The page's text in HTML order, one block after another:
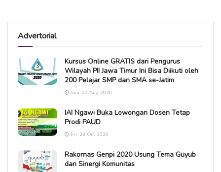
Advertorial
Kursus Online GRATIS dari Pengurus
Wilayah PII Jawa Timur Ini Bisa Diikuti oleh
200 Pelajar SMP dan SMA se-Jatim
Sun, 02 Aug 2020
IAI Ngawi Buka Lowongan Dosen Tetap
Prodi PAUD
Fri, 23 Oct 2020
Rakornas Genpi 2020 Usung Tema Guyub
dan Sinergi Komunitas